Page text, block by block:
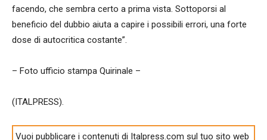
facendo, che sembra certo a prima vista. Sottoporsi al
beneficio del dubbio aiuta a capire i possibili errori, una forte
dose di autocritica costante”.
– Foto ufficio stampa Quirinale –
(ITALPRESS).
Vuoi pubblicare i contenuti di Italpress.com sul tuo sito web